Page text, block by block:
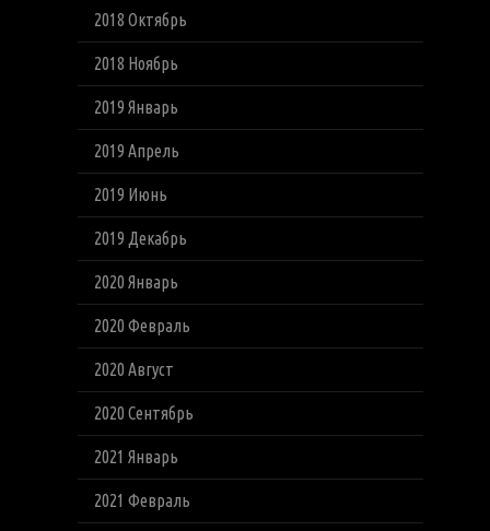
2018 Октябрь
2018 Ноябрь
2019 Январь
2019 Апрель
2019 Июнь
2019 Декабрь
2020 Январь
2020 Февраль
2020 Август
2020 Сентябрь
2021 Январь
2021 Февраль